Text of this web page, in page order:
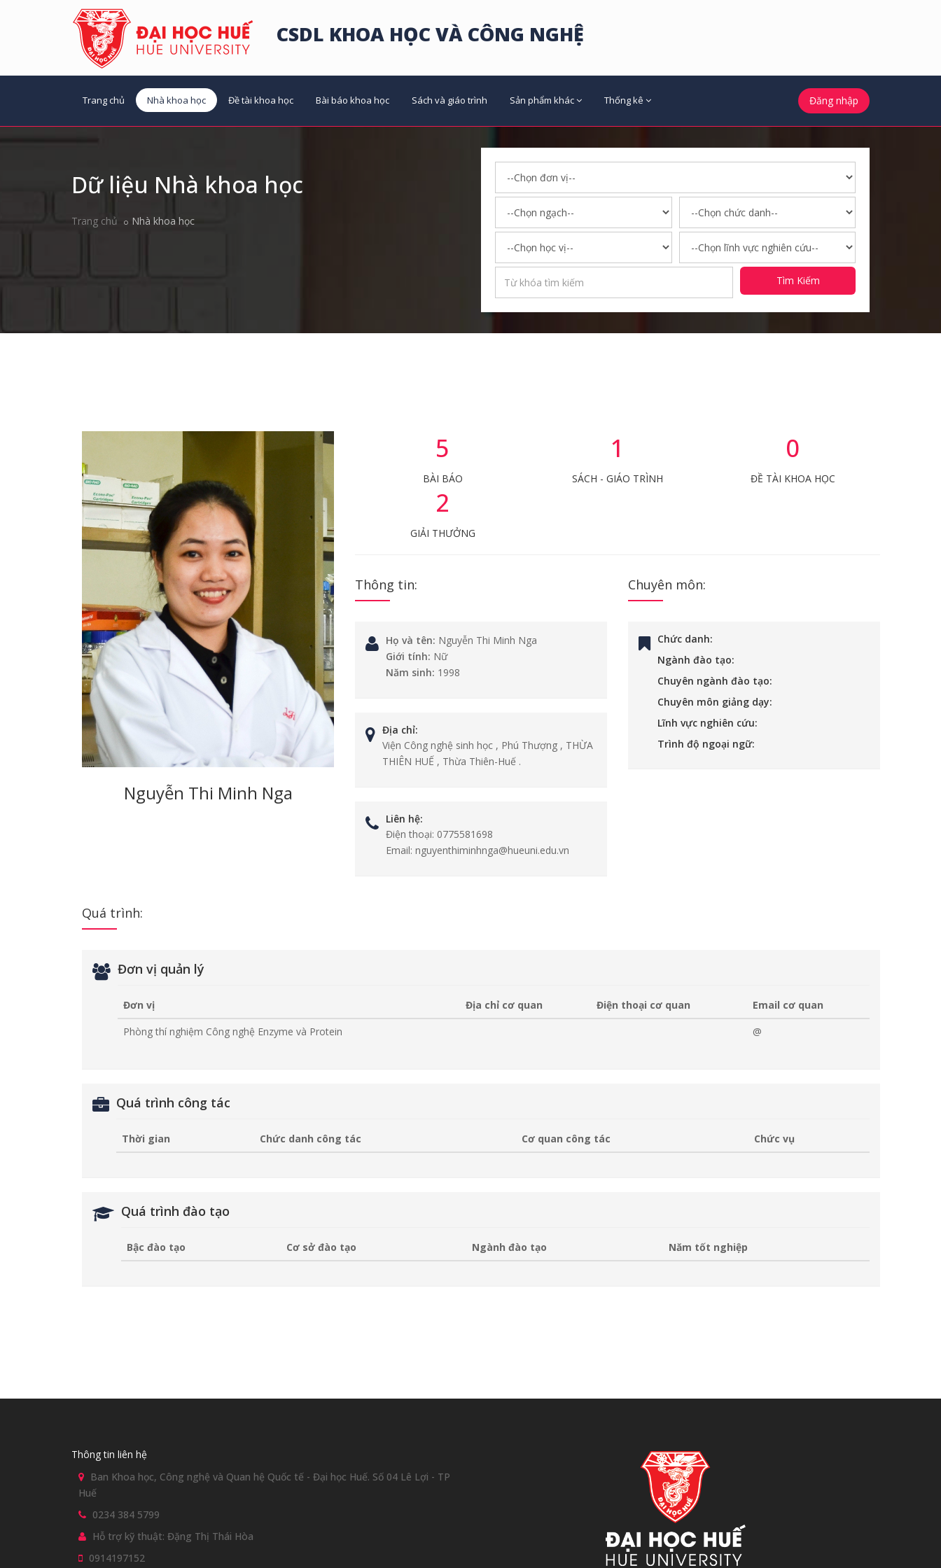
CSDL KHOA HỌC VÀ CÔNG NGHỆ
Trang chủ Nhà khoa học Đề tài khoa học Bài báo khoa học Sách và giáo trình Sản phẩm khác Thống kê Đăng nhập
Dữ liệu Nhà khoa học
Trang chủ Nhà khoa học
Tìm Kiếm
Nguyễn Thi Minh Nga
5
BÀI BÁO
1
SÁCH - GIÁO TRÌNH
0
ĐỀ TÀI KHOA HỌC
2
GIẢI THƯỞNG
Thông tin:
Họ và tên: Nguyễn Thi Minh Nga
Giới tính: Nữ
Năm sinh: 1998
Địa chỉ:
Viện Công nghệ sinh học , Phú Thượng , THỪA
THIÊN HUẾ , Thừa Thiên-Huế .
Liên hệ:
Điện thoại: 0775581698
Email: nguyenthiminhnga@hueuni.edu.vn
Chuyên môn:
Chức danh:
Ngành đào tạo:
Chuyên ngành đào tạo:
Chuyên môn giảng dạy:
Lĩnh vực nghiên cứu:
Trình độ ngoại ngữ:
Quá trình:
Đơn vị quản lý
Đơn vị Địa chỉ cơ quan Điện thoại cơ quan
Email cơ quan
Phòng thí nghiệm Công nghệ Enzyme và Protein
@
Quá trình công tác
Thời gian Chức danh công tác Cơ quan công tác Chức vụ
Quá trình đào tạo
Bậc đào tạo Cơ sở đào tạo Ngành đào tạo Năm tốt nghiệp
Thông tin liên hệ
Ban Khoa học, Công nghệ và Quan hệ Quốc tế - Đại học Huế. Số 04 Lê Lợi - TP
Huế
0234 384 5799
Hỗ trợ kỹ thuật: Đặng Thị Thái Hòa
0914197152